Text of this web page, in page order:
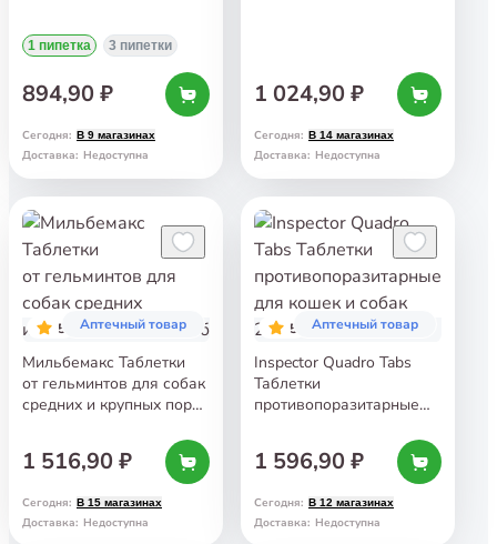
1 пипетка 3 пипетки
894,90 ₽
Сегодня: В 9 магазинах
Доставка: Недоступна
1 024,90 ₽
Сегодня: В 14 магазинах
Доставка: Недоступна
5 Аптечный товар
Мильбемакс Таблетки
от гельминтов для собак
средних и крупных пород
1 516,90 ₽
Сегодня: В 15 магазинах
Доставка: Недоступна
5 Аптечный товар
Inspector Quadro Tabs
Таблетки
противопоразитарные
1 596,90 ₽
Сегодня: В 12 магазинах
Доставка: Недоступна